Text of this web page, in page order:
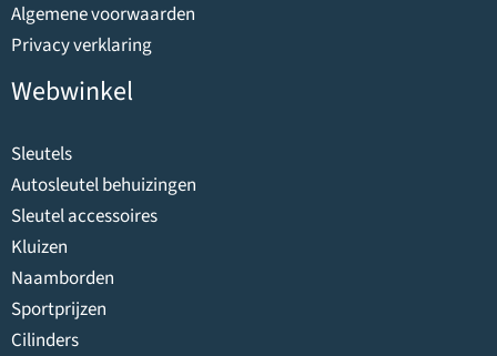
Algemene voorwaarden
Privacy verklaring
Webwinkel
Sleutels
Autosleutel behuizingen
Sleutel accessoires
Kluizen
Naamborden
Sportprijzen
Cilinders